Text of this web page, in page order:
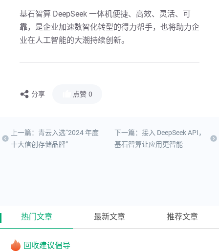
基石智算 DeepSeek 一体机便捷、高效、灵活、可
靠，是企业加速数智化转型的得力帮手，也将助力企
业在人工智能的大潮持续创新。
分享 点赞 0
上一篇：青云入选“2024 年度
十大信创存储品牌”
下一篇：接入 DeepSeek API，
基石智算让应用更智能
热门文章 最新文章 推荐文章
回收建议倡导